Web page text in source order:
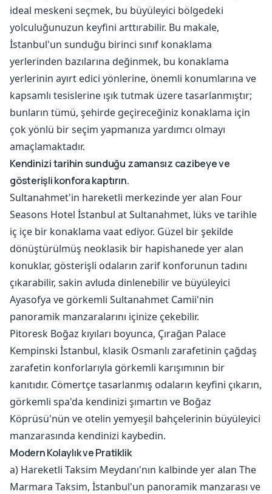
ideal meskeni seçmek, bu büyüleyici bölgedeki
yolculuğunuzun keyfini arttırabilir. Bu makale,
İstanbul'un sunduğu birinci sınıf konaklama
yerlerinden bazılarına değinmek, bu konaklama
yerlerinin ayırt edici yönlerine, önemli konumlarına ve
kapsamlı tesislerine ışık tutmak üzere tasarlanmıştır;
bunların tümü, şehirde geçireceğiniz konaklama için
çok yönlü bir seçim yapmanıza yardımcı olmayı
amaçlamaktadır.
Kendinizi tarihin sunduğu zamansız cazibeye ve
gösterişli konfora kaptırın.
Sultanahmet'in hareketli merkezinde yer alan Four
Seasons Hotel İstanbul at Sultanahmet, lüks ve tarihle
iç içe bir konaklama vaat ediyor. Güzel bir şekilde
dönüştürülmüş neoklasik bir hapishanede yer alan
konuklar, gösterişli odaların zarif konforunun tadını
çıkarabilir, sakin avluda dinlenebilir ve büyüleyici
Ayasofya ve görkemli Sultanahmet Camii'nin
panoramik manzaralarını içinize çekebilir.
Pitoresk Boğaz kıyıları boyunca, Çırağan Palace
Kempinski İstanbul, klasik Osmanlı zarafetinin çağdaş
zarafetin konforlarıyla görkemli karışımının bir
kanıtıdır. Cömertçe tasarlanmış odaların keyfini çıkarın,
görkemli spa'da kendinizi şımartın ve Boğaz
Köprüsü'nün ve otelin yemyeşil bahçelerinin büyüleyici
manzarasında kendinizi kaybedin.
Modern Kolaylık ve Pratiklik
a) Hareketli Taksim Meydanı'nın kalbinde yer alan The
Marmara Taksim, İstanbul'un panoramik manzarası ve